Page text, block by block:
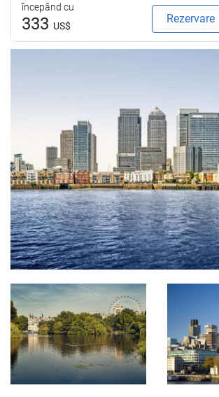
începând cu
333 US$
Rezervare